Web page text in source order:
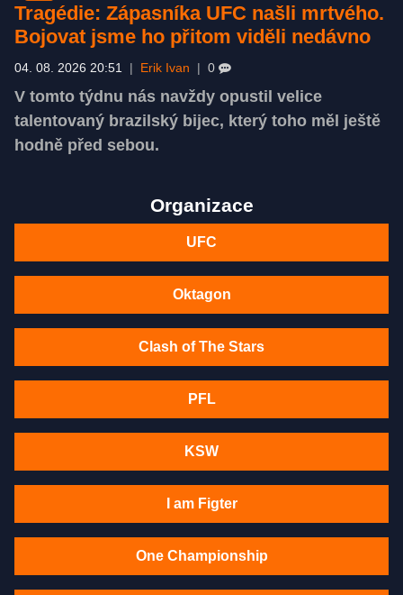
Tragédie: Zápasníka UFC našli mrtvého.
Bojovat jsme ho přitom viděli nedávno
04. 08. 2026 20:51 Erik Ivan 0
V tomto týdnu nás navždy opustil velice
talentovaný brazilský bijec, který toho měl ještě
hodně před sebou.
Organizace
UFC
Oktagon
Clash of The Stars
PFL
KSW
I am Figter
One Championship